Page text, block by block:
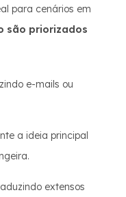
para cenários em
são priorizados
e-mails ou
a ideia principal
extensos